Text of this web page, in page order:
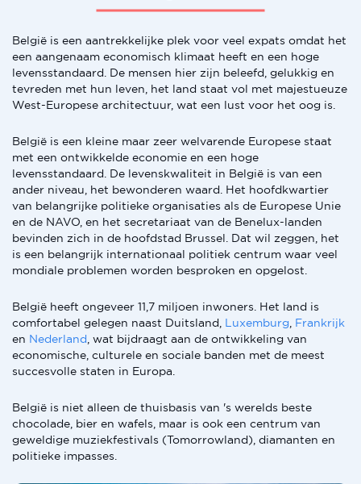
België is een aantrekkelijke plek voor veel expats omdat het
een aangenaam economisch klimaat heeft en een hoge
levensstandaard. De mensen hier zijn beleefd, gelukkig en
tevreden met hun leven, het land staat vol met majestueuze
West-Europese architectuur, wat een lust voor het oog is.
België is een kleine maar zeer welvarende Europese staat
met een ontwikkelde economie en een hoge
levensstandaard. De levenskwaliteit in België is van een
ander niveau, het bewonderen waard. Het hoofdkwartier
van belangrijke politieke organisaties als de Europese Unie
en de NAVO, en het secretariaat van de Benelux-landen
bevinden zich in de hoofdstad Brussel. Dat wil zeggen, het
is een belangrijk internationaal politiek centrum waar veel
mondiale problemen worden besproken en opgelost.
België heeft ongeveer 11,7 miljoen inwoners. Het land is
comfortabel gelegen naast Duitsland, Luxemburg Frankrijk
en Nederland , wat bijdraagt aan de ontwikkeling van
economische, culturele en sociale banden met de meest
succesvolle staten in Europa.
België is niet alleen de thuisbasis van 's werelds beste
chocolade, bier en wafels, maar is ook een centrum van
geweldige muziekfestivals (Tomorrowland), diamanten en
politieke impasses.